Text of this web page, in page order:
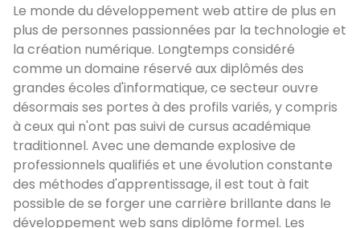
Le monde du développement web attire de plus en
plus de personnes passionnées par la technologie et
la création numérique. Longtemps considéré
comme un domaine réservé aux diplômés des
grandes écoles d'informatique, ce secteur ouvre
désormais ses portes à des profils variés, y compris
à ceux qui n'ont pas suivi de cursus académique
traditionnel. Avec une demande explosive de
professionnels qualifiés et une évolution constante
des méthodes d'apprentissage, il est tout à fait
possible de se forger une carrière brillante dans le
développement web sans diplôme formel. Les